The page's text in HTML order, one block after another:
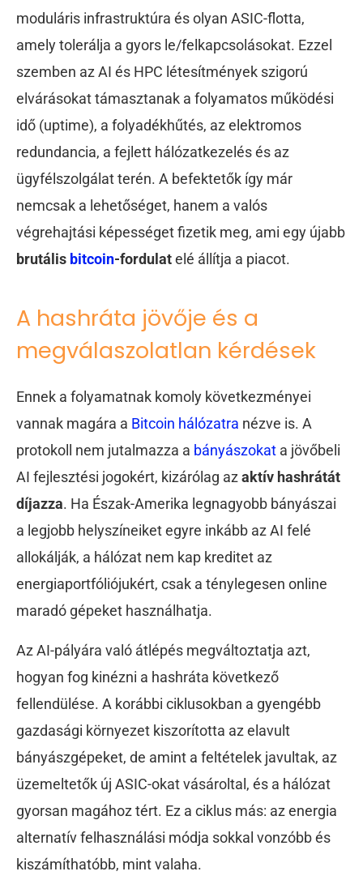
moduláris infrastruktúra és olyan ASIC-flotta,
amely tolerálja a gyors le/felkapcsolásokat. Ezzel
szemben az AI és HPC létesítmények szigorú
elvárásokat támasztanak a folyamatos működési
idő (uptime), a folyadékhűtés, az elektromos
redundancia, a fejlett hálózatkezelés és az
ügyfélszolgálat terén. A befektetők így már
nemcsak a lehetőséget, hanem a valós
végrehajtási képességet fizetik meg, ami egy újabb
brutális bitcoin-fordulatelé állítja a piacot.
A hashráta jövője és a
megválaszolatlan kérdések
Ennek a folyamatnak komoly következményei
vannak magára a Bitcoin hálózatra nézve is. A
protokoll nem jutalmazza a bányászokat a jövőbeli
AI fejlesztési jogokért, kizárólag az aktív hashrátát
díjazza. Ha Észak-Amerika legnagyobb bányászai
a legjobb helyszíneiket egyre inkább az AI felé
allokálják, a hálózat nem kap kreditet az
energiaportfóliójukért, csak a ténylegesen online
maradó gépeket használhatja.
Az AI-pályára való átlépés megváltoztatja azt,
hogyan fog kinézni a hashráta következő
fellendülése. A korábbi ciklusokban a gyengébb
gazdasági környezet kiszorította az elavult
bányászgépeket, de amint a feltételek javultak, az
üzemeltetők új ASIC-okat vásároltal, és a hálózat
gyorsan magához tért. Ez a ciklus más: az energia
alternatív felhasználási módja sokkal vonzóbb és
kiszámíthatóbb, mint valaha.